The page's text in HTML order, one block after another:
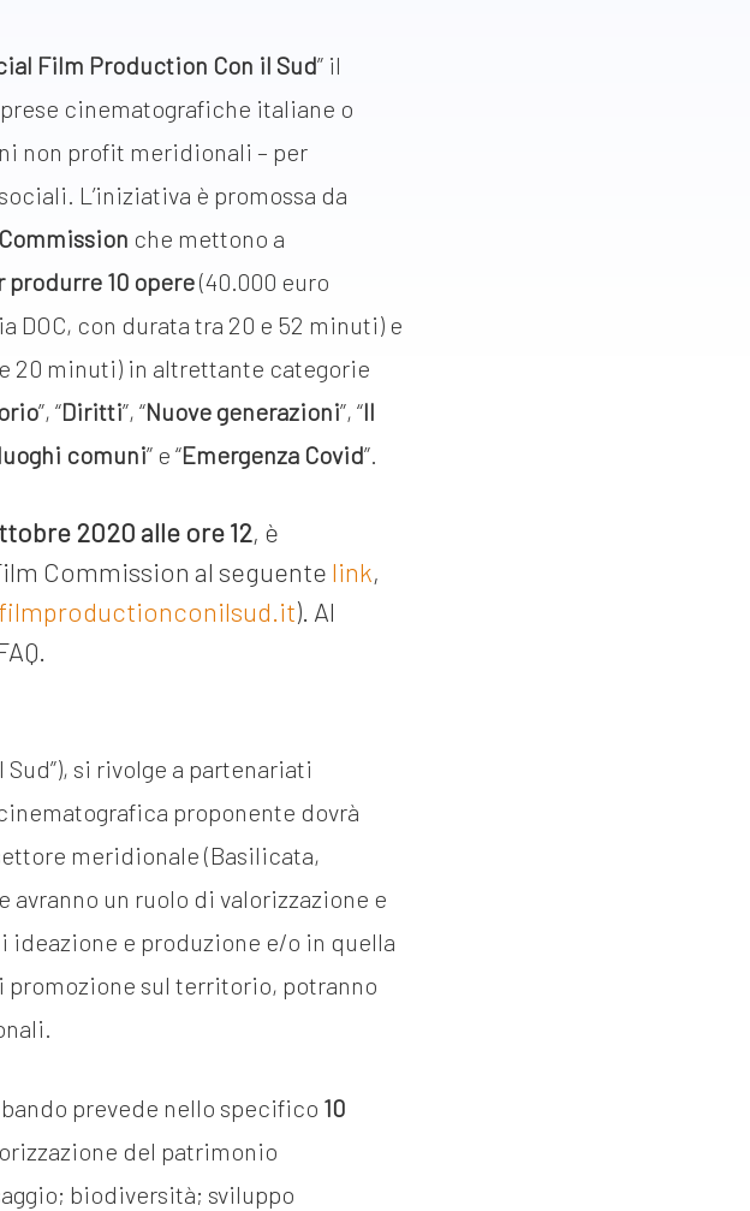
Film Production Con il Sud” il
cinematografiche italiane o
non profit meridionali – per
L’iniziativa è promossa da
che mettono a
produrre 10 opere(40.000 euro
DOC, con durata tra 20 e 52 minuti) e
20 minuti) in altrettante categorie
”, “Diritti”, “Nuove generazioni”, “Il
comuni” e “Emergenza Covid”.
2020 alle ore 12, è
Commission al seguente link,
). Al
si rivolge a partenariati
proponente dovrà
meridionale (Basilicata,
avranno un ruolo di valorizzazione e
e produzione e/o in quella
sul territorio, potranno
prevede nello specifico 10
del patrimonio
biodiversità; sviluppo